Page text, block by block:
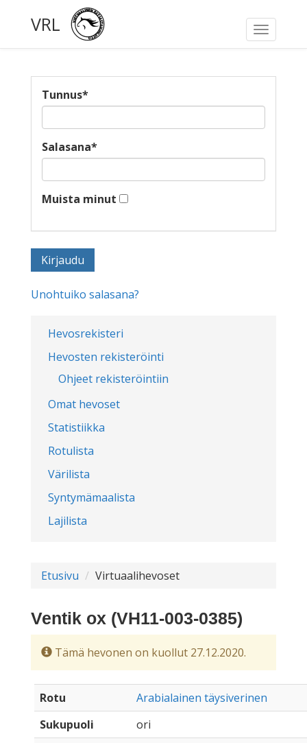
Toggle
VRL
Hevosrekisteri
Hevosten rekisteröinti
Ohjeet rekisteröintiin
Omat hevoset
Statistiikka
Rotulista
Värilista
Syntymämaalista
Lajilista
Tunnus*
Salasana*
Muista minut
Unohtuiko salasana?
Etusivu Virtuaalihevoset
Ventik ox (VH11-003-0385)
Tämä hevonen on kuollut 27.12.2020.
Rotu
Arabialainen täysiverinen
Sukupuoli
ori